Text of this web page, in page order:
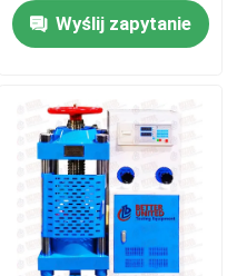
Wyślij zapytanie